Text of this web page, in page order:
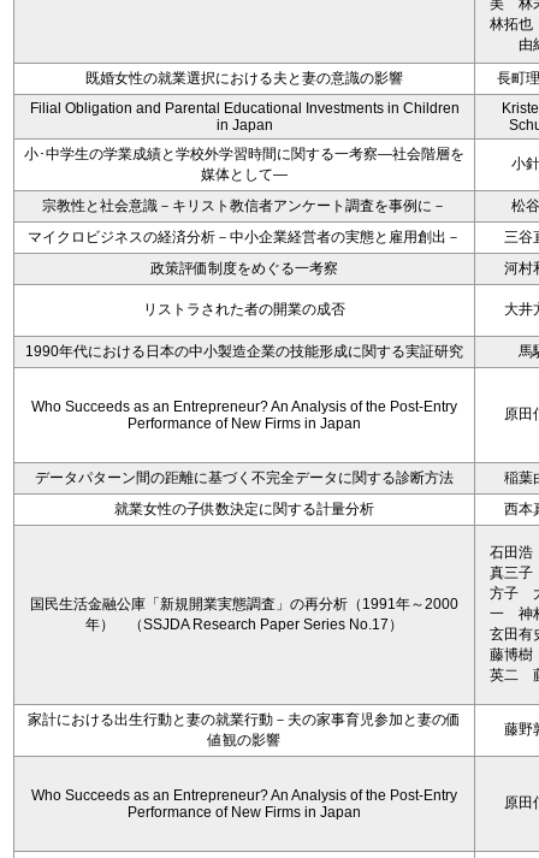
美 林
林拓
由
既婚女性の就業選択における夫と妻の意識の影響
長町
Filial Obligation and Parental Educational Investments in Children
in Japan
小･中学生の学業成績と学校外学習時間に関する一考察―社会階層を
媒体として―
小
宗教性と社会意識－キリスト教信者アンケート調査を事例に－
松
マイクロビジネスの経済分析－中小企業経営者の実態と雇用創出－
三谷
政策評価制度をめぐる一考察
河村
リストラされた者の開業の成否 大井
1990年代における日本の中小製造企業の技能形成に関する実証研究 馬
Who Succeeds as an Entrepreneur? An Analysis of the Post-Entry
Performance of New Firms in Japan
原田
データパターン間の距離に基づく不完全データに関する診断方法
稲葉
就業女性の子供数決定に関する計量分析
西本
国民生活金融公庫「新規開業実態調査」の再分析（1991年～2000
年） （SSJDA Research Paper Series No.17）
石田
真三
方子
一 神
玄田
藤博
英二
家計における出生行動と妻の就業行動－夫の家事育児参加と妻の価
値観の影響
藤野
Who Succeeds as an Entrepreneur? An Analysis of the Post-Entry
Performance of New Firms in Japan
原田